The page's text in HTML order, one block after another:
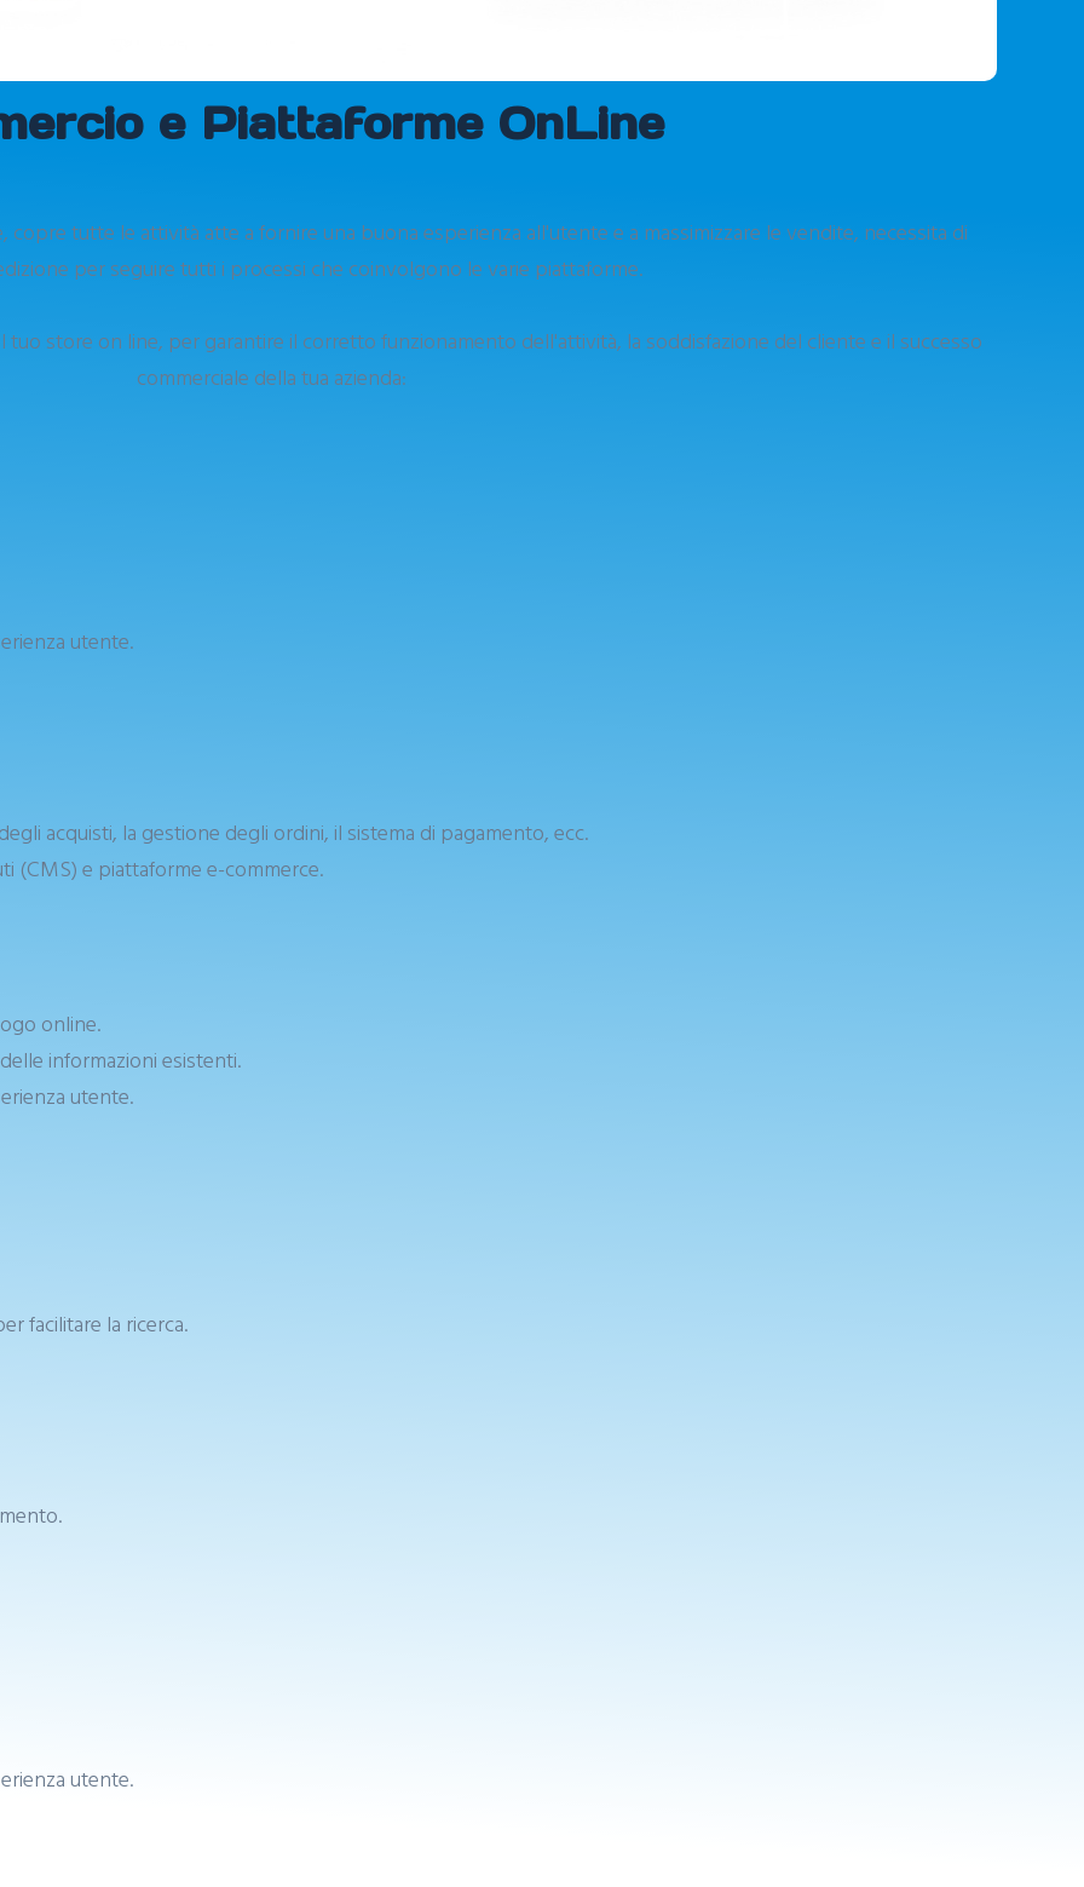
e Piattaforme OnLine
tutte le attività atte a fornire una buona esperienza all'utente e a massimizzare le vendite, necessita di
per seguire tutti i processi che coinvolgono le varie piattaforme.
store on line, per garantire il corretto funzionamento dell'attività, la soddisfazione del cliente e il successo
commerciale della tua azienda:
utente.
acquisti, la gestione degli ordini, il sistema di pagamento, ecc.
(CMS) e piattaforme e-commerce.
online.
informazioni esistenti.
utente.
facilitare la ricerca.
utente.